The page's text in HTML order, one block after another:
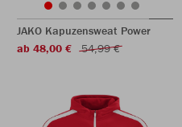
JAKO Kapuzensweat Power
ab 48,00 €
54,99 €